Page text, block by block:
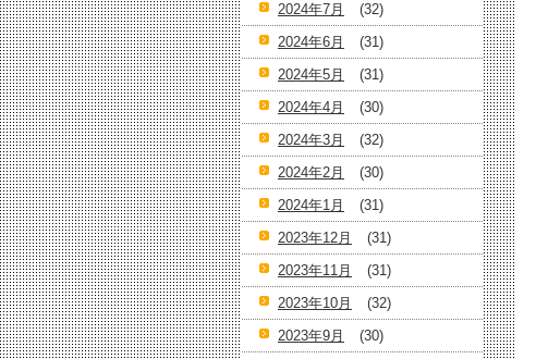
2024年7月
(32)
2024年6月
(31)
2024年5月
(31)
2024年4月
(30)
2024年3月
(32)
2024年2月
(30)
2024年1月
(31)
2023年12月
(31)
2023年11月
(31)
2023年10月
(32)
2023年9月
(30)